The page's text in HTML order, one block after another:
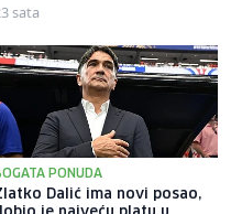
sata
PONUDA
Dalić ima novi posao,